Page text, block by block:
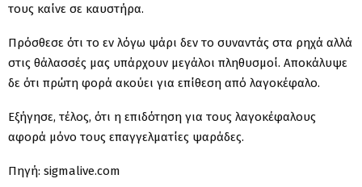
τους καίνε σε καυστήρα.
Πρόσθεσε ότι το εν λόγω ψάρι δεν το συναντάς στα ρηχά αλλά
στις θάλασσές μας υπάρχουν μεγάλοι πληθυσμοί. Αποκάλυψε
δε ότι πρώτη φορά ακούει για επίθεση από λαγοκέφαλο.
Εξήγησε, τέλος, ότι η επιδότηση για τους λαγοκέφαλους
αφορά μόνο τους επαγγελματίες ψαράδες.
Πηγή: sigmalive.com